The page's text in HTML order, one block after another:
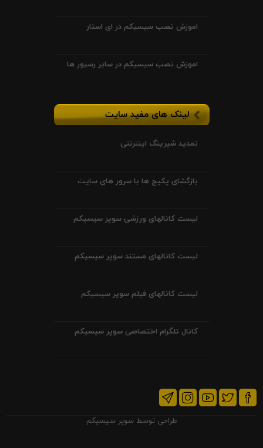
اموزش نصب سیسیکم در ای استار
اموزش نصب سیسیکم در سایر رسیور ها
لینک های مفید سایت
تمدید شیرینگ اینترنتی
بازگشای پکیج ها با سرور های سایت
لیست کانالهای ورزشی سوپر سیسیکم
لیست کانالهای مستند سوپر سیسیکم
لیست کانالهای فیلم سوپر سیسیکم
کانال تلگرام اختصاصی سوپر سیسیکم
طراحی توسط سوپر سیسیکم